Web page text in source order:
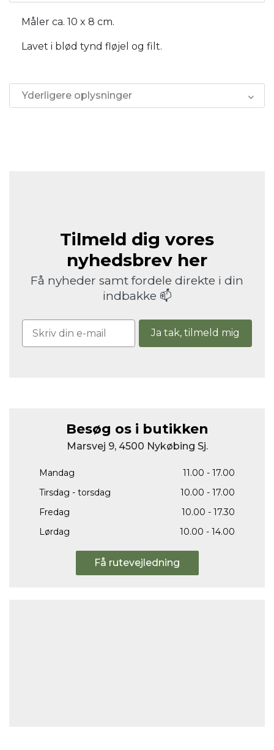
Måler ca. 10 x 8 cm.
Lavet i blød tynd fløjel og filt.
Yderligere oplysninger
Tilmeld dig vores
nyhedsbrev her
Få nyheder samt fordele direkte i din
indbakke 📫
Ja tak, tilmeld mig
Besøg os i butikken
Marsvej 9, 4500 Nykøbing Sj.
Mandag
11.00 - 17.00
Tirsdag - torsdag
10.00 - 17.00
Fredag
10.00 - 17.30
Lørdag
10.00 - 14.00
Få rutevejledning